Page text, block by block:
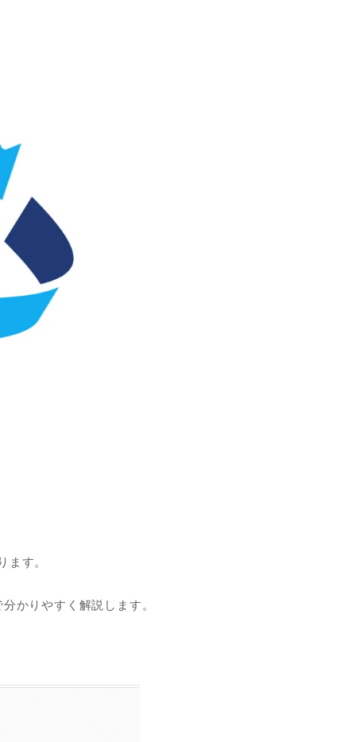
ます。
かりやすく解説します。